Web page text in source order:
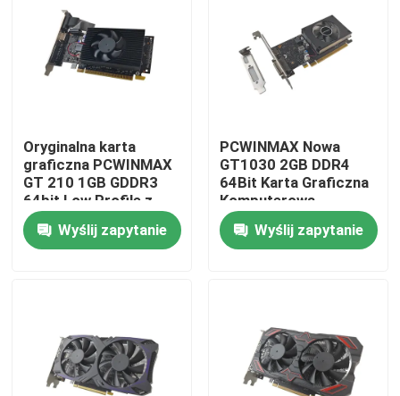
Filmy
Oryginalna karta
graficzna PCWINMAX
GT 210 1GB GDDR3
64bit Low Profile z
wyjściami HD VGA DVI,
obsługa sprzedaży
hurtowej OEM
Wyślij zapytanie
PCWINMAX Nowa
GT1030 2GB DDR4
64Bit Karta Graficzna
Komputerowa
Niskoprofilowa z
Wyjściami HD DVI GPU
do HTPC z Uchwytami
Wyślij zapytanie